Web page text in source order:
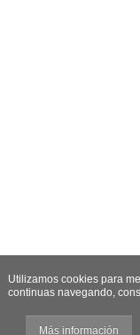
Utilizamos cookies para
continuas navegando,
Más información